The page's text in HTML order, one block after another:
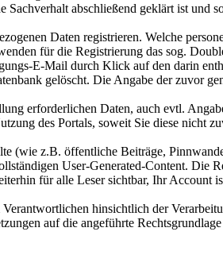
Sachverhalt abschließend geklärt ist und
Daten registrieren. Welche
für die Registrierung das sog.
E-Mail durch Klick auf den darin
gelöscht. Die Angabe der zuvor
erforderlichen Daten, auch evtl.
des Portals, soweit Sie diese nicht
(wie z.B. öffentliche Beiträge,
User-Generated-Content.
für alle Leser sichtbar, Ihr Account
hinsichtlich der
auf die angeführte